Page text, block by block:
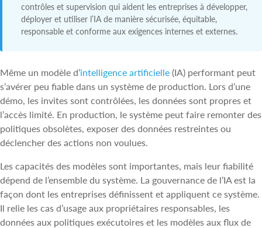
contrôles et supervision qui aident les entreprises à développer,
déployer et utiliser l’IA de manière sécurisée, équitable,
responsable et conforme aux exigences internes et externes.
Même un modèle d’intelligence artificielle (IA) performant peut
s’avérer peu fiable dans un système de production. Lors d’une
démo, les invites sont contrôlées, les données sont propres et
l’accès limité. En production, le système peut faire remonter des
politiques obsolètes, exposer des données restreintes ou
déclencher des actions non voulues.
Les capacités des modèles sont importantes, mais leur fiabilité
dépend de l’ensemble du système. La gouvernance de l’IA est la
façon dont les entreprises définissent et appliquent ce système.
Il relie les cas d’usage aux propriétaires responsables, les
données aux politiques exécutoires et les modèles aux flux de